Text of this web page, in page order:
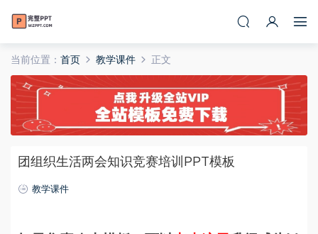
当前位置： 首页 教学课件 正文
团组织生活两会知识竞赛培训PPT模板
教学课件